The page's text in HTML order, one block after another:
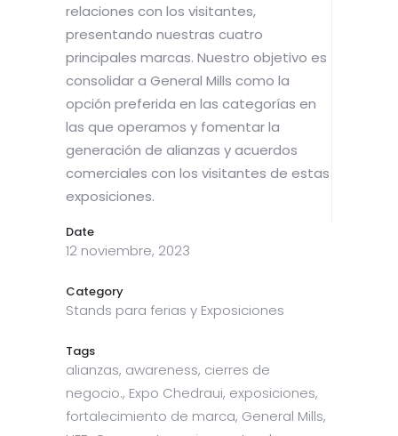
relaciones con los visitantes,
presentando nuestras cuatro
principales marcas. Nuestro objetivo es
consolidar a General Mills como la
opción preferida en las categorías en
las que operamos y fomentar la
generación de alianzas y acuerdos
comerciales con los visitantes de estas
exposiciones.
Date
12 noviembre, 2023
Category
Stands para ferias y Exposiciones
Tags
alianzas, awareness, cierres de
negocio., Expo Chedraui, exposiciones,
fortalecimiento de marca, General Mills,